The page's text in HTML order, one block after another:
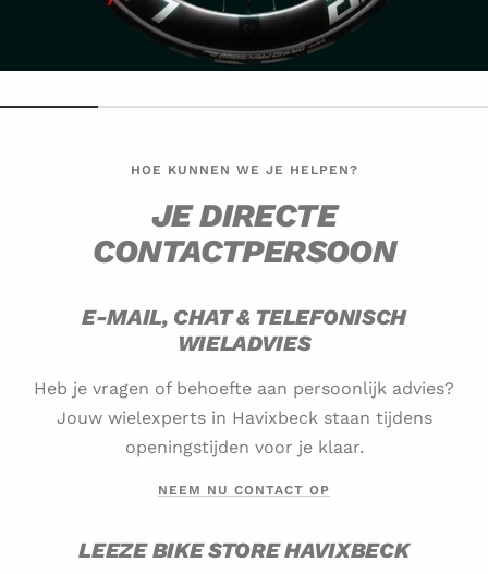
HOE KUNNEN WE JE HELPEN?
JE DIRECTE
CONTACTPERSOON
E-MAIL, CHAT & TELEFONISCH
WIELADVIES
Heb je vragen of behoefte aan persoonlijk advies?
Jouw wielexperts in Havixbeck staan tijdens
openingstijden voor je klaar.
NEEM NU CONTACT OP
LEEZE BIKE STORE HAVIXBECK